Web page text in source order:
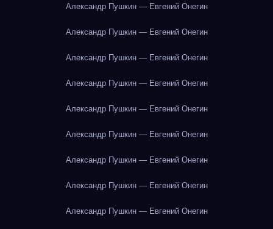
Александр Пушкин — Евгений Онегин
Александр Пушкин — Евгений Онегин
Александр Пушкин — Евгений Онегин
Александр Пушкин — Евгений Онегин
Александр Пушкин — Евгений Онегин
Александр Пушкин — Евгений Онегин
Александр Пушкин — Евгений Онегин
Александр Пушкин — Евгений Онегин
Александр Пушкин — Евгений Онегин